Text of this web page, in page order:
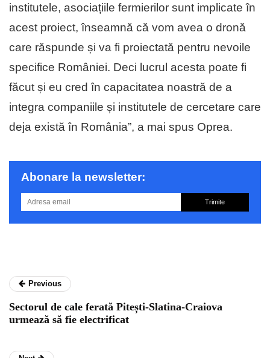
institutele, asociațiile fermierilor sunt implicate în
acest proiect, înseamnă că vom avea o dronă
care răspunde și va fi proiectată pentru nevoile
specifice României. Deci lucrul acesta poate fi
făcut și eu cred în capacitatea noastră de a
integra companiile și institutele de cercetare care
deja există în România”, a mai spus Oprea.
Abonare la newsletter:
Trimite
Previous
Sectorul de cale ferată Pitești-Slatina-Craiova
urmează să fie electrificat